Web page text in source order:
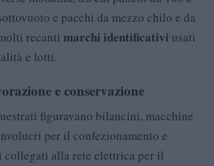
e pacchi da mezzo chilo e da
recanti marchi identificativi usati
e lotti.
e conservazione
figuravano bilancini, macchine
per il confezionamento e
alla rete elettrica per il